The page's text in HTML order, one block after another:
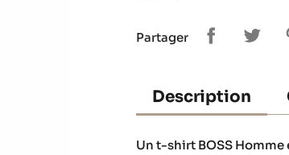
Partager
Description
Un t-shirt BOSS